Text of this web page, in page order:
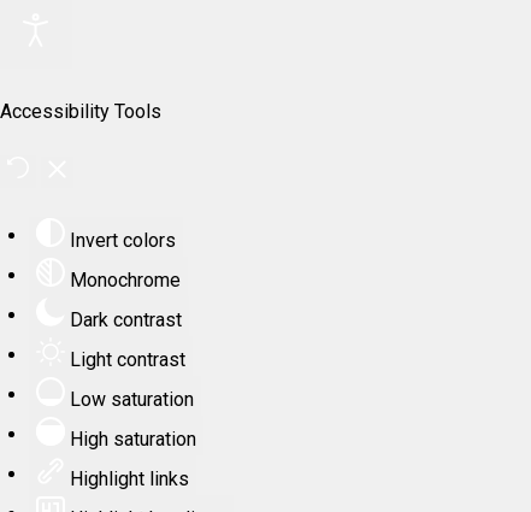
Accessibility Tools
Invert colors
Monochrome
Dark contrast
Light contrast
Low saturation
High saturation
Highlight links